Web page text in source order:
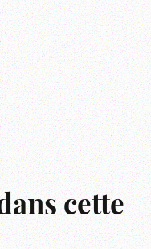
cette